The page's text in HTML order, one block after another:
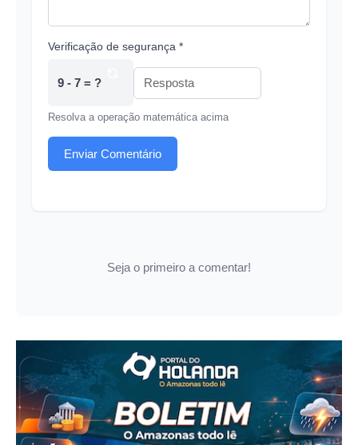
Verificação de segurança *
9 - 7 = ?
Resolva a operação matemática acima
Enviar Comentário
Seja o primeiro a comentar!